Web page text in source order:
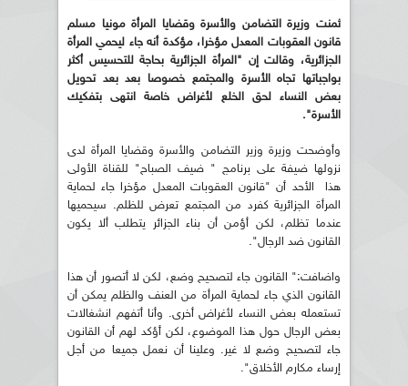
ثمنت وزيرة التضامن والأسرة وقضايا المرأة مونيا مسلم
قانون العقوبات المعدل مؤخرا، مؤكدة أنه جاء ليحمي المرأة
الجزائرية، وقالت إن "المرأة الجزائرية بحاجة للتحسيس أكثر
بواجباتها تجاه الأسرة والمجتمع خصوصا بعد بعد تحويل
بعض النساء لحق الخلع لأغراض خاصة انتهى بتفكيك
الأسرة".
وأوضحت وزيرة وزير التضامن والأسرة وقضايا المرأة لدى
نزولها ضيفة على برنامج " ضيف الصباح" للقناة الأولى
هذا الأحد أن "قانون العقوبات المعدل مؤخرا جاء لحماية
المرأة الجزائرية كفرد من المجتمع تعرض للظلم. سيحميها
عندما تظلم، لكن أؤمن أن بناء الجزائر يتطلب ألا يكون
القانون ضد الرجال".
واضافت:" القانون جاء لتصحيح وضع، لكن لا أتصور أن هذا
القانون الذي جاء لحماية المرأة من العنف والظلم يمكن أن
تستعمله بعض النساء لأغراض أخرى. وأنا أتفهم انشغالات
بعض الرجال حول هذا الموضوع، لكن أؤكد لهم أن القانون
جاء لتصحيح وضع لا غير. وعلينا أن نعمل جميعا من أجل
إرساء مكارم الأخلاق".